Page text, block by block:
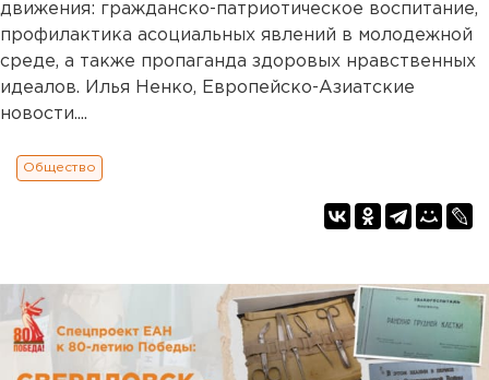
движения: гражданско-патриотическое воспитание,
профилактика асоциальных явлений в молодежной
среде, а также пропаганда здоровых нравственных
идеалов. Илья Ненко, Европейско-Азиатские
новости....
Общество